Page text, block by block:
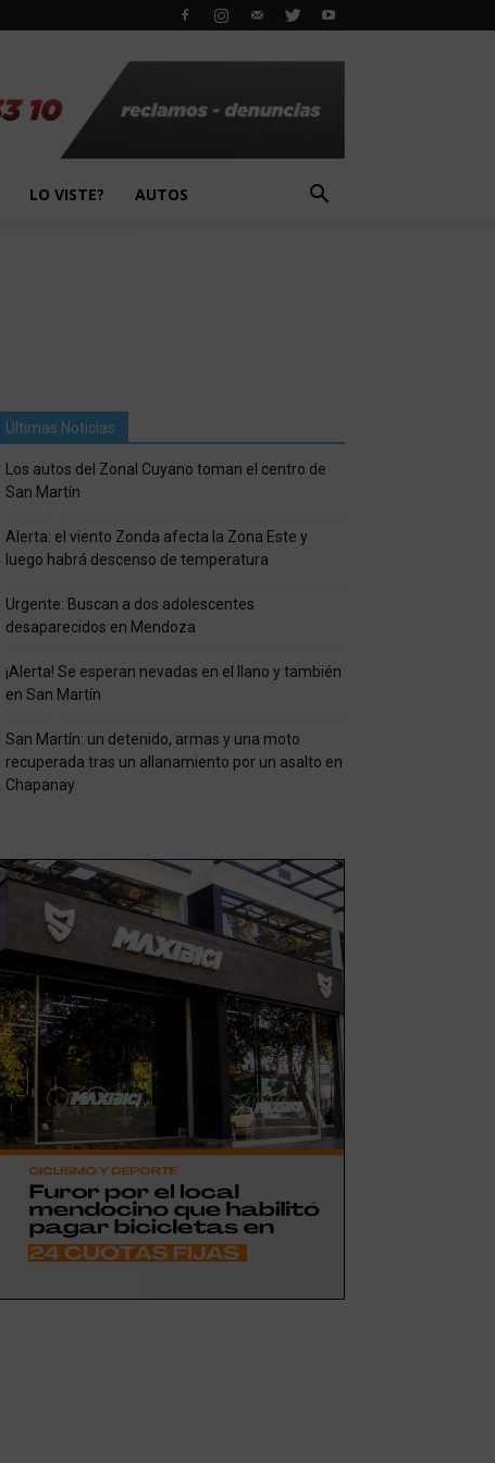
LO VISTE? AUTOS
Últimas Noticias
Los autos del Zonal Cuyano toman el centro de
San Martín
Alerta: el viento Zonda afecta la Zona Este y
luego habrá descenso de temperatura
Urgente: Buscan a dos adolescentes
desaparecidos en Mendoza
¡Alerta! Se esperan nevadas en el llano y también
en San Martín
San Martín: un detenido, armas y una moto
recuperada tras un allanamiento por un asalto en
Chapanay